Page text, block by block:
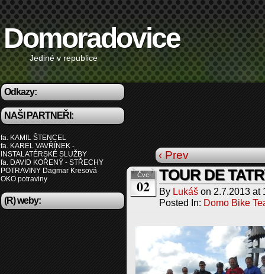
Domoradovice
Jediné v republice
Odkazy:
NAŠI PARTNEŘI:
fa. KAMIL ŠTENCEL
fa. KAREL VAVŘÍNEK -
INSTALATÉRSKÉ SLUŽBY
fa. DAVID KOŘENÝ - STŘECHY
POTRAVINY Dagmar Kresová
OKO potraviny
(R) weby:
‹ Prev
Čvc
02
TOUR DE
By Lukáš on 2.7.2013 at
Posted In: Domo Bike